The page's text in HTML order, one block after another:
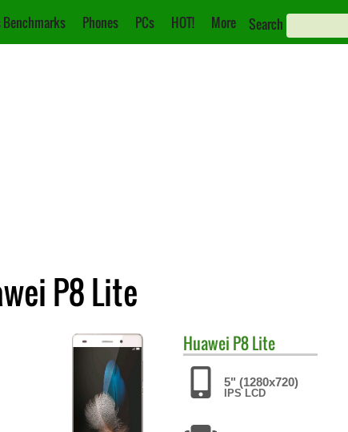
Benchmarks Phones PCs HOT! More Search
P8 Lite
Huawei P8 Lite
5" (1280x720)
IPS LCD